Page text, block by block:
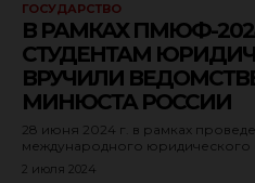
ГОСУДАРСТВО
В РАМКАХ ПМЮФ-
СТУДЕНТАМ
ВРУЧИЛИ
МИНЮСТА РОССИИ
28 июня 2024 г. в рамках
международного юридического
2 июля 2024